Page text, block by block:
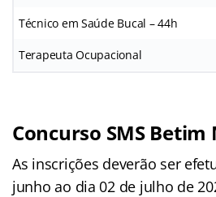
Técnico em Saúde Bucal – 44h
Terapeuta Ocupacional
Concurso SMS Betim
As inscrições deverão ser
junho ao dia 02 de julho de